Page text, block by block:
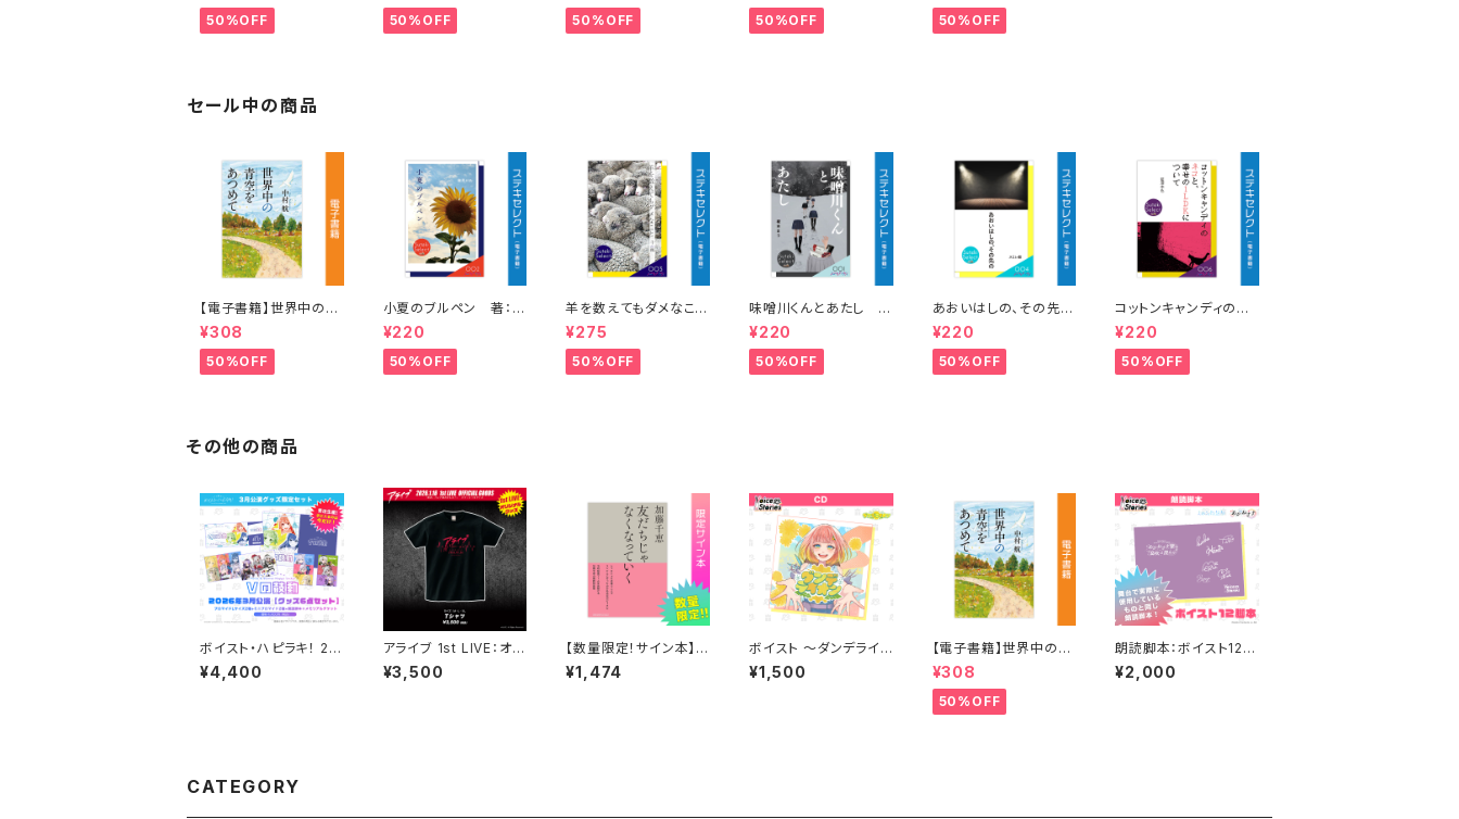
50%OFF 50%OFF 50%OFF 50%OFF 50%OFF
セール中の商品
【電子書籍】世界中の青
空をあつめて 著：中村
航
¥308
50%OFF
小夏のブルペン 著：皐
月ハル
¥220
50%OFF
羊を数えてもダメなこ
と 著：千楓
¥275
50%OFF
味噌川くんとあたし
著：榎本まう
¥220
50%OFF
あおいはしの、その先
の 著：スミレ紺
¥220
50%OFF
コットンキャンディのネ
コと、幸せの１LDKにつ
いて 著：藍澤李色
¥220
50%OFF
その他の商品
ボイスト・ハピラキ！ 20
26年3月公演限定セッ
ト【受注生産】
¥4,400
アライブ 1st LIVE：オリ
ジナルグッズ【Tシャツ】
¥3,500
【数量限定！サイン本】友
だちじゃなくなってい
く 著者 ：加藤千恵
¥1,474
ボイスト ～ダンデライオ
ン 1stシングル～ CD
¥1,500
【電子書籍】世界中の青
空をあつめて 著：中村
航
¥308
50%OFF
朗読脚本：ボイスト12
～あかねさす＋えのじょ
放送部「あかねさす紫
¥2,000
CATEGORY